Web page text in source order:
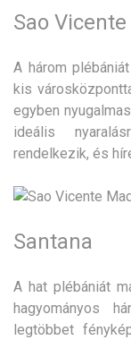
Sao Vicente
A három
kis
egyben
ideális
rendelkezik, és
Santana
A hat plébániát
hagyományos
legtöbbet